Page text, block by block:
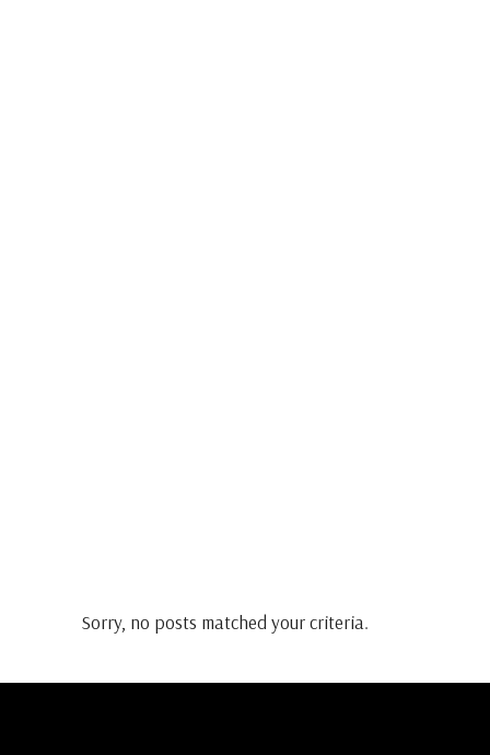
Sorry, no posts matched your criteria.